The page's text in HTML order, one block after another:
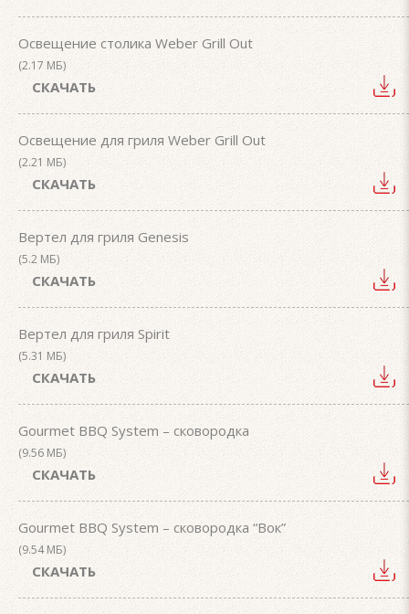
Освещение столика Weber Grill Out
(2.17 МБ)
СКАЧАТЬ
Освещение для гриля Weber Grill Out
(2.21 МБ)
СКАЧАТЬ
Вертел для гриля Genesis
(5.2 МБ)
СКАЧАТЬ
Вертел для гриля Spirit
(5.31 МБ)
СКАЧАТЬ
Gourmet BBQ System – сковородка
(9.56 МБ)
СКАЧАТЬ
Gourmet BBQ System – сковородка “Вок”
(9.54 МБ)
СКАЧАТЬ